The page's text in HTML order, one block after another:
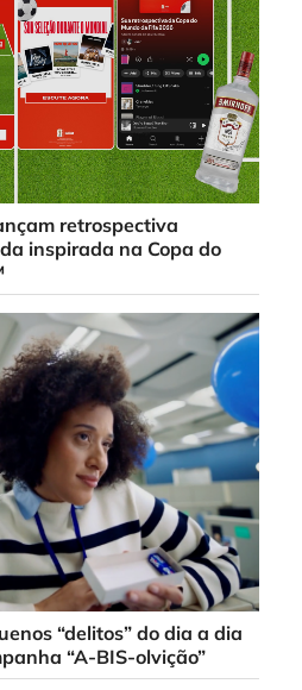
retrospectiva
inspirada na Copa do
“delitos” do dia a dia
“A-BIS-olvição”